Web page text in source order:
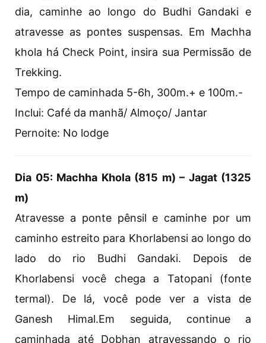
dia, caminhe ao longo do Budhi Gandaki e
atravesse as pontes suspensas. Em Machha
khola há Check Point, insira sua Permissão de
Trekking.
Tempo de caminhada 5-6h, 300m.+ e 100m.-
Inclui: Café da manhã/ Almoço/ Jantar
Pernoite: No lodge
Dia 05: Machha Khola (815 m) – Jagat (1325
m)
Atravesse a ponte pênsil e caminhe por um
caminho estreito para Khorlabensi ao longo do
lado do rio Budhi Gandaki. Depois de
Khorlabensi você chega a Tatopani (fonte
termal). De lá, você pode ver a vista de
Ganesh Himal.Em seguida, continue a
caminhada até Dobhan atravessando o rio